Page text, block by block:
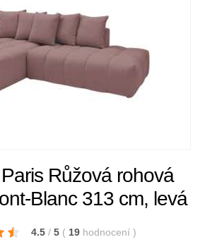
Růžová rohová
Blanc 313 cm, levá
4.5 / 5 ( 19 hodnocení )